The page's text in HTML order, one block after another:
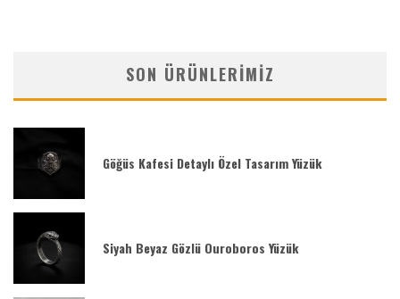
SON ÜRÜNLERIMIZ
Göğüs Kafesi Detaylı Özel Tasarım Yüzük
Siyah Beyaz Gözlü Ouroboros Yüzük